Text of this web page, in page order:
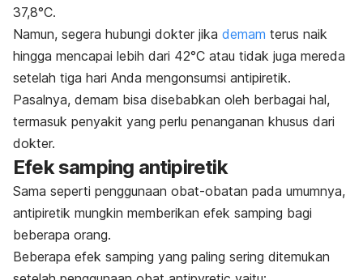
37,8°C.
Namun, segera hubungi dokter jika demam terus naik
hingga mencapai lebih dari 42°C atau tidak juga mereda
setelah tiga hari Anda mengonsumsi antipiretik.
Pasalnya, demam bisa disebabkan oleh berbagai hal,
termasuk penyakit yang perlu penanganan khusus dari
dokter.
Efek samping antipiretik
Sama seperti penggunaan obat-obatan pada umumnya,
antipiretik mungkin memberikan efek samping bagi
beberapa orang.
Beberapa efek samping yang paling sering ditemukan